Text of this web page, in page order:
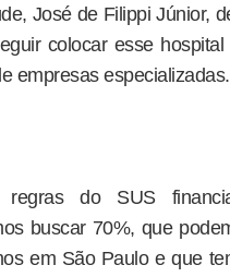
José de Filippi Júnior,
colocar esse
empresas
regras do SUS
buscar 70%, que
em São Paulo e que